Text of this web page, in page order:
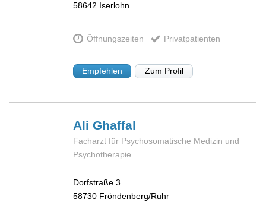
58642 Iserlohn
Öffnungszeiten Privatpatienten
Empfehlen Zum Profil
AliGhaffal
Facharzt für Psychosomatische Medizin und
Psychotherapie
Dorfstraße 3
58730 Fröndenberg/Ruhr